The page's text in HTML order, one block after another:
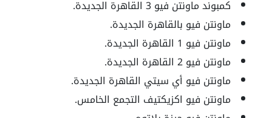
كمبوند ماونتن فيو 3 القاهرة الجديدة.
ماونتن فيو بالقاهرة الجديدة.
ماونتن فيو 1 القاهرة الجديدة.
ماونتن فيو 2 القاهرة الجديدة.
ماونتن فيو أي سيتي القاهرة الجديدة.
ماونتن فيو اكزيكتيف التجمع الخامس.